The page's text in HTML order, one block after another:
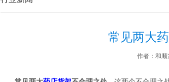
常见两大
作者：和顺